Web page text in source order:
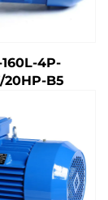
4P-
20HP-B5